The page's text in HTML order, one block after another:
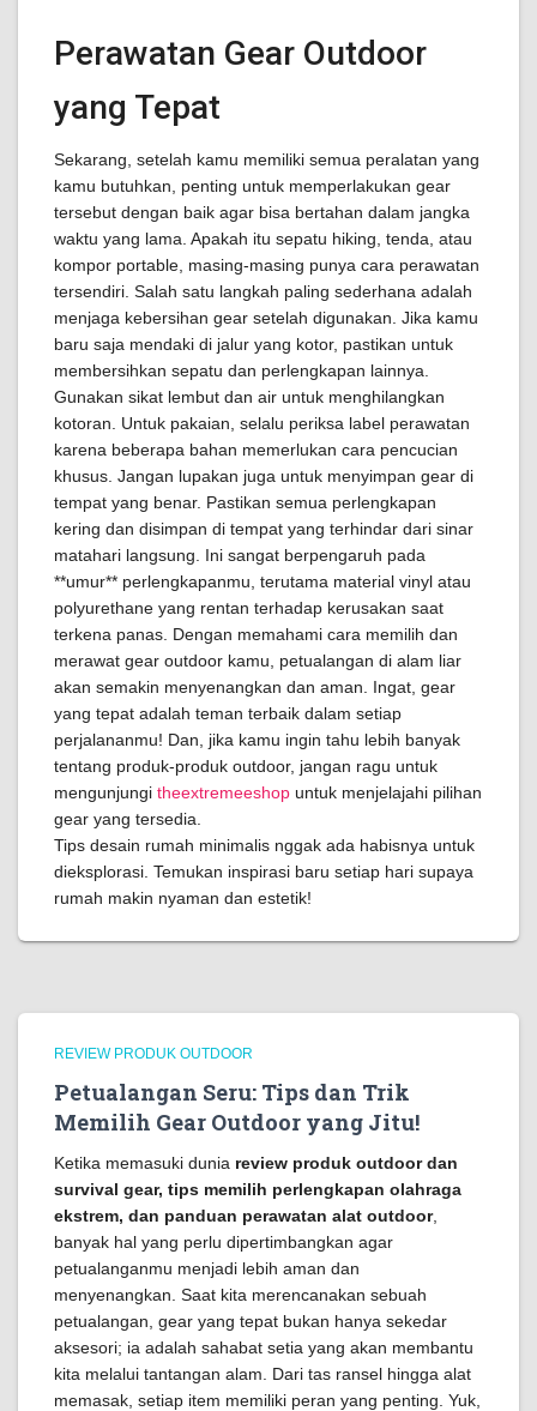
Perawatan Gear Outdoor
yang Tepat
Sekarang, setelah kamu memiliki semua peralatan yang
kamu butuhkan, penting untuk memperlakukan gear
tersebut dengan baik agar bisa bertahan dalam jangka
waktu yang lama. Apakah itu sepatu hiking, tenda, atau
kompor portable, masing-masing punya cara perawatan
tersendiri. Salah satu langkah paling sederhana adalah
menjaga kebersihan gear setelah digunakan. Jika kamu
baru saja mendaki di jalur yang kotor, pastikan untuk
membersihkan sepatu dan perlengkapan lainnya.
Gunakan sikat lembut dan air untuk menghilangkan
kotoran. Untuk pakaian, selalu periksa label perawatan
karena beberapa bahan memerlukan cara pencucian
khusus. Jangan lupakan juga untuk menyimpan gear di
tempat yang benar. Pastikan semua perlengkapan
kering dan disimpan di tempat yang terhindar dari sinar
matahari langsung. Ini sangat berpengaruh pada
**umur** perlengkapanmu, terutama material vinyl atau
polyurethane yang rentan terhadap kerusakan saat
terkena panas. Dengan memahami cara memilih dan
merawat gear outdoor kamu, petualangan di alam liar
akan semakin menyenangkan dan aman. Ingat, gear
yang tepat adalah teman terbaik dalam setiap
perjalananmu! Dan, jika kamu ingin tahu lebih banyak
tentang produk-produk outdoor, jangan ragu untuk
mengunjungi theextremeeshop untuk menjelajahi pilihan
gear yang tersedia.
Tips desain rumah minimalis nggak ada habisnya untuk
dieksplorasi. Temukan inspirasi baru setiap hari supaya
rumah makin nyaman dan estetik!
REVIEW PRODUK OUTDOOR
Petualangan Seru: Tips dan Trik
Memilih Gear Outdoor yang Jitu!
Ketika memasuki dunia review produk outdoor dan
survival gear, tips memilih perlengkapan olahraga
ekstrem, dan panduan perawatan alat outdoor,
banyak hal yang perlu dipertimbangkan agar
petualanganmu menjadi lebih aman dan
menyenangkan. Saat kita merencanakan sebuah
petualangan, gear yang tepat bukan hanya sekedar
aksesori; ia adalah sahabat setia yang akan membantu
kita melalui tantangan alam. Dari tas ransel hingga alat
memasak, setiap item memiliki peran yang penting. Yuk,